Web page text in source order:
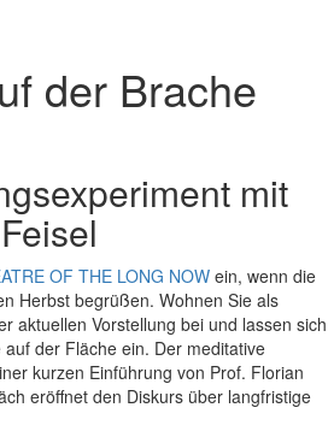
der Brache
mit
OF THE LONG NOW ein, wenn die
Herbst begrüßen. Wohnen Sie als
aktuellen Vorstellung bei und lassen sich
der Fläche ein. Der meditative
kurzen Einführung von Prof. Florian
eröffnet den Diskurs über langfristige